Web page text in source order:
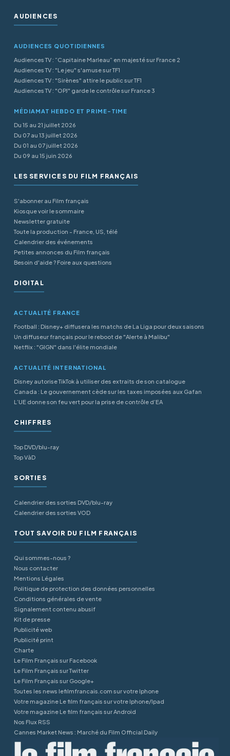
AUDIENCES
AUDIENCES QUOTIDIENNES
Audiences TV : “Capitaine Marleau” en majesté sur France 2
Audiences TV : "Le jeu" s'amuse sur TF1
Audiences TV : "Sirènes" attire le public sur TF1
Audiences TV : "OPJ" garde le contrôle sur France 3
MÉDIAMAT HEBDO ET PRIME-TIME
Du 15 au 21 juillet 2026
Du 07 au 13 juillet 2026
Du 01 au 07 juillet 2026
Du 09 au 15 juin 2026
LES SERVICES DU FILM FRANÇAIS
S'abonner au Film français
Kiosque voir le sommaire
Newsletter gratuite
Toute la production - France, US, télé
Calendrier des événements
Petites annonces du Film français
Besoin d'aide ? Foire aux questions
DIGITAL
ACTUALITÉ FRANCE
Football : Disney+ diffusera les matchs de La Liga pour deux saisons
Un diffuseur français pour le reboot de "Alerte à Malibu"
Netflix : "GIGN" dans l'élite mondiale
ACTUALITÉ INTERNATIONAL
Disney autorise TikTok à utiliser des extraits de son catalogue
Canada : Le gouvernement cède sur les taxes imposées aux Gafan
L’UE donne son feu vert pour la prise de contrôle d’EA
CHIFFRES
Top DVD/blu-ray
Top VàD
SORTIES
Calendrier des sorties DVD/blu-ray
Calendrier des sorties VOD
TOUT SAVOIR DU FILM FRANÇAIS
Qui sommes-nous ?
Nous contacter
Mentions Légales
Politique de protection des données personnelles
Conditions générales de vente
Signalement contenu abusif
Kit de presse
Publicité web
Publicité print
Charte
Le Film Français sur Facebook
Le Film Français sur Twitter
Le Film Français sur Google+
Toutes les news lefilmfrancais.com sur votre Iphone
Votre magazine Le film français sur votre Iphone/Ipad
Votre magazine Le film français sur Android
Nos Flux RSS
Cannes Market News : Marché du Film Official Daily